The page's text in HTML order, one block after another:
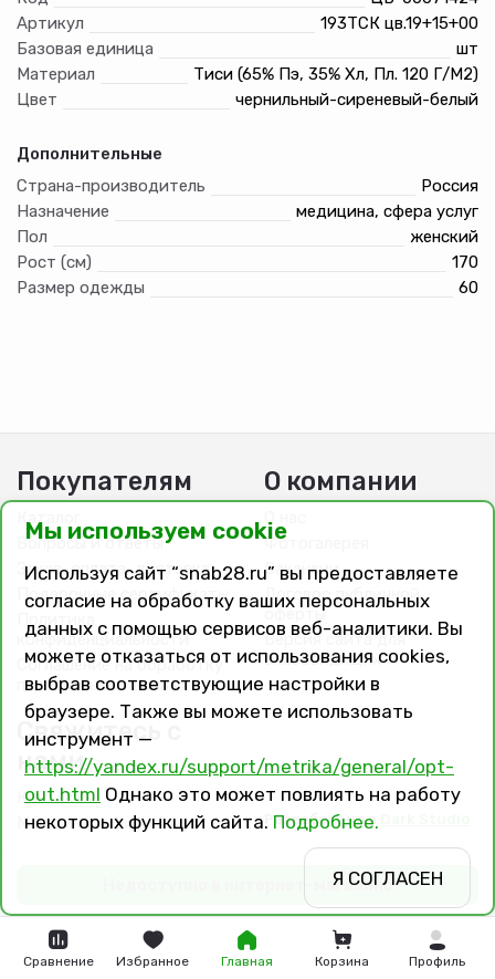
Сравнение Избранное Главная Корзина Профиль
Недоступно в интернет-магазине
Артикул
193ТСК цв.19+15+00
Базовая единица
шт
Материал
Тиси (65% Пэ, 35% Хл, Пл. 120 Г/М2)
Цвет
чернильный-сиреневый-белый
Дополнительные
Страна-производитель
Россия
Назначение
медицина, сфера услуг
Пол
женский
Рост (см)
170
Размер одежды
60
Покупателям
Каталог
Вопросы и ответы
Заказ, оплата, доставка
Подарочные сертификаты
конфиденциальности
Соглашение на обработку
персональных данных
О компании
О нас
Фотогалерея
Вакансии
Договор публичной
оферты
Версия сайта для
слабовидящих
Свяжитесь с
нами
Контакты
Магазины и филиалы
Разработано в
Мы используем cookie
Используя сайт “snab28.ru” вы предоставляете
согласие на обработку ваших персональных
данных с помощью сервисов веб-аналитики. Вы
можете отказаться от использования cookies,
выбрав соответствующие настройки в
браузере. Также вы можете использовать
инструмент —
https://yandex.ru/support/metrika/general/opt-
out.html Однако это может повлиять на работу
некоторых функций сайта. Подробнее.
Я СОГЛАСЕН